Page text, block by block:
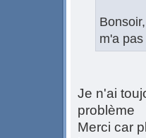
m'a
Je n'ai
problème
Merci car